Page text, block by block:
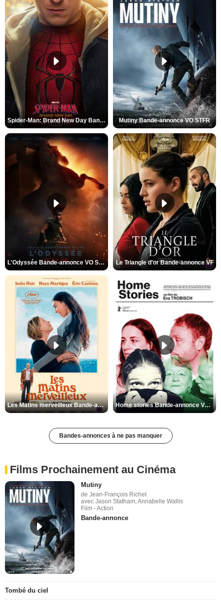
Spider-Man: Brand New Day Bande-annonce VO STFR Mutiny Bande-annonce VO STFR
L'Odyssée Bande-annonce VO STFR Le Triangle d'or Bande-annonce VF
Les Matins merveilleux Bande-annonce VF Home stories Bande-annonce VO STFR
Bandes-annonces à ne pas manquer
Films Prochainement au Cinéma
Mutiny
de Jean-François Richet
avec Jason Statham, Annabelle Wallis
Film - Action
Bande-annonce
Tombé du ciel